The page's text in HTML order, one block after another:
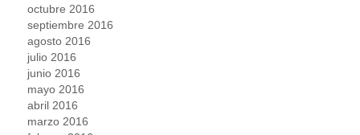
octubre 2016
septiembre 2016
agosto 2016
julio 2016
junio 2016
mayo 2016
abril 2016
marzo 2016